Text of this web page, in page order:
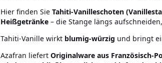
Hier finden Sie Tahiti-Vanilleschoten
Heißgetränke – die Stange längs
Tahiti-Vanille wirkt blumig-würzig und bringt
Azafran liefert Originalware aus Französisch-